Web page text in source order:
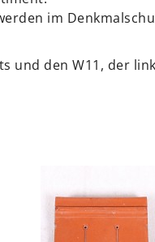
im
und den W11, der